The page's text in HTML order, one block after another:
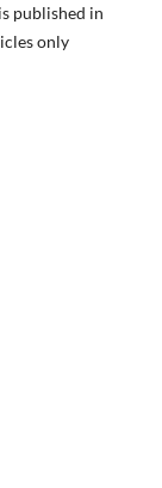
published in
only